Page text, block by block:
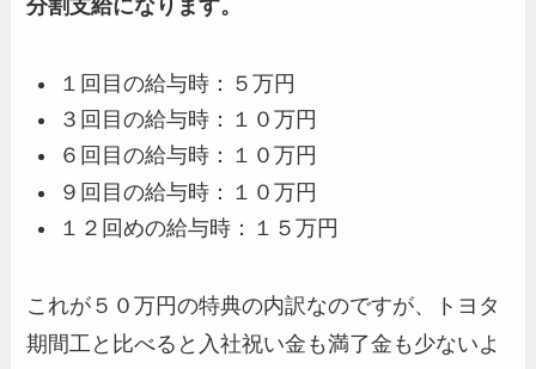
分割支給になります。
１回目の給与時：５万円
３回目の給与時：１０万円
６回目の給与時：１０万円
９回目の給与時：１０万円
１２回めの給与時：１５万円
これが５０万円の特典の内訳なのですが、トヨタ
期間工と比べると入社祝い金も満了金も少ないよ